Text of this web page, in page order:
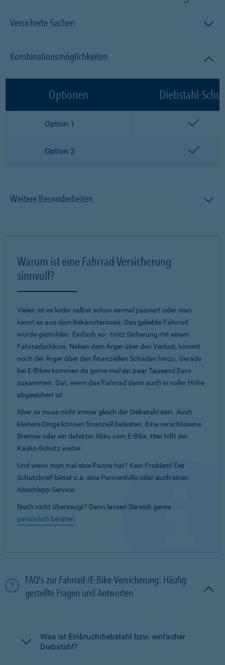
Versicherte Sachen
Kombinationsmöglichkeiten
Optionen Diebstahl-
Option 1
Option 2
Weitere Besonderheiten
Warum ist eine Fahrrad-Versicherung
sinnvoll?
Vielen ist es leider selbst schon einmal passiert oder man
kennt es aus dem Bekanntenkreis: Das geliebte Fahrrad
wurde gestohlen. Einfach so - trotz Sicherung mit einem
Fahrradschloss. Neben dem Ärger über den Verlust, kommt
noch der Ärger über den finanziellen Schaden hinzu. Gerade
bei E-Bikes kommen da gerne mal ein paar Tausend Euro
zusammen. Gut, wenn das Fahrrad dann auch in voller Höhe
abgesichert ist.
Aber es muss nicht immer gleich der Diebstahl sein. Auch
kleinere Dinge können finanziell belasten. Eine verschlissene
Bremse oder ein defekter Akku vom E-Bike. Hier hilft der
Kasko-Schutz weiter.
Und wenn man mal eine Panne hat? Kein Problem! Der
Schutzbrief bietet u.a. eine Pannenhilfe oder auch einen
Abschlepp-Service.
Noch nicht überzeugt? Dann lassen Sie sich gerne
persönlich beraten.
FAQ's zur Fahrrad-/E-Bike-Versicherung: Häufig
gestellte Fragen und Antworten
Was ist Einbruchdiebstahl bzw. einfacher
Diebstahl?